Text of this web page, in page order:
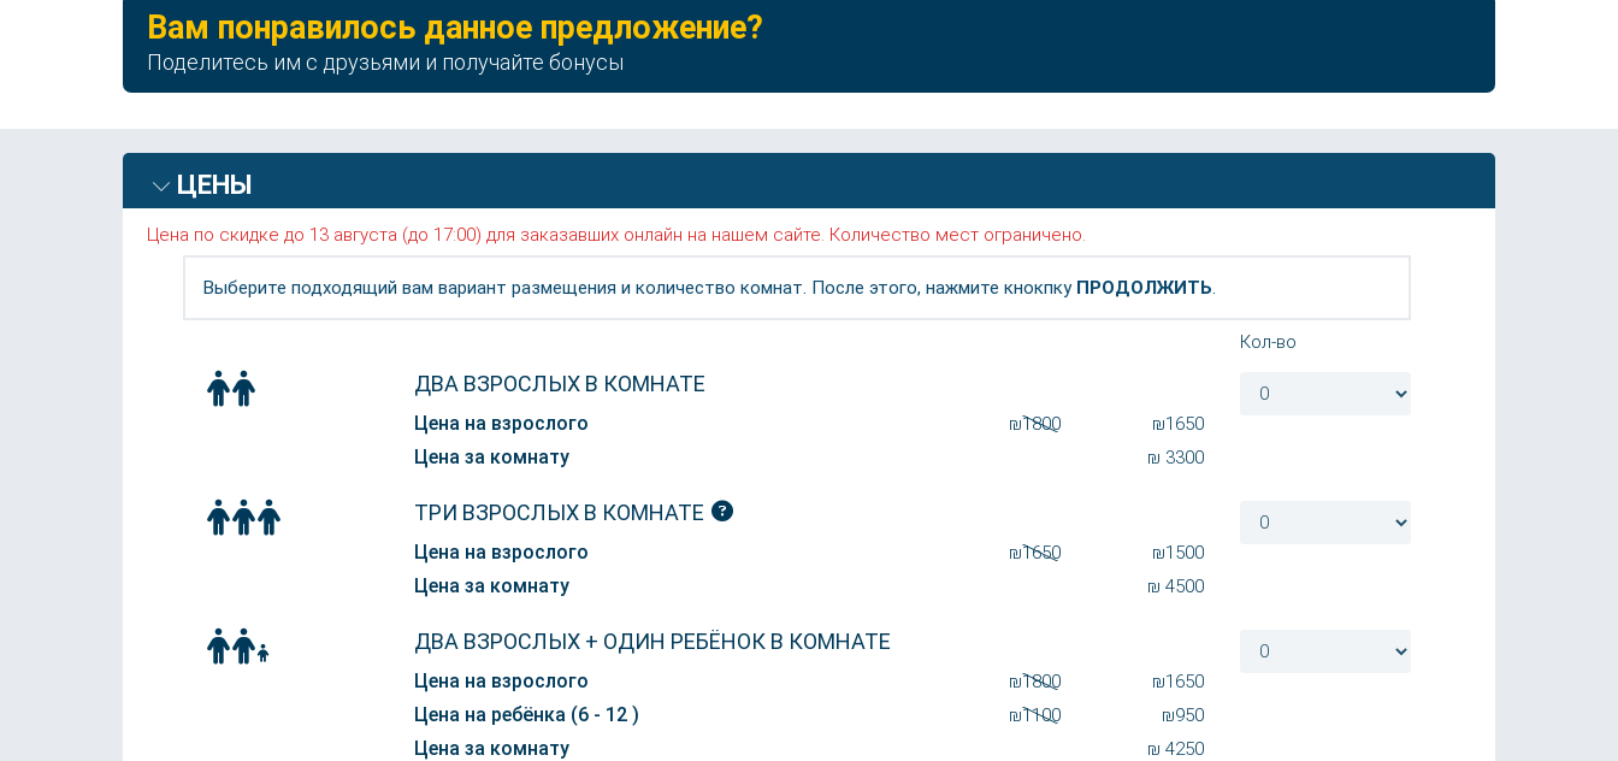
Вам понравилось данное предложение?
Поделитесь им с друзьями и получайте бонусы
ЦЕНЫ
Цена по скидке до 13 августа (до 17:00) для заказавших онлайн на нашем сайте. Количество мест ограничено.
Выберите подходящий вам вариант размещения и количество комнат. После этого, нажмите кнокпку ПРОДОЛЖИТЬ.
Кол-во
ДВА ВЗРОСЛЫХ В КОМНАТЕ
Цена на взрослого ₪1800 ₪1650
Цена за комнату ₪ 3300
ТРИ ВЗРОСЛЫХ В КОМНАТЕ
Цена на взрослого ₪1650 ₪1500
Цена за комнату ₪ 4500
ДВА ВЗРОСЛЫХ + ОДИН РЕБЁНОК В КОМНАТЕ
Цена на взрослого ₪1800 ₪1650
Цена на ребёнка (6 - 12 ) ₪1100 ₪950
Цена за комнату ₪ 4250